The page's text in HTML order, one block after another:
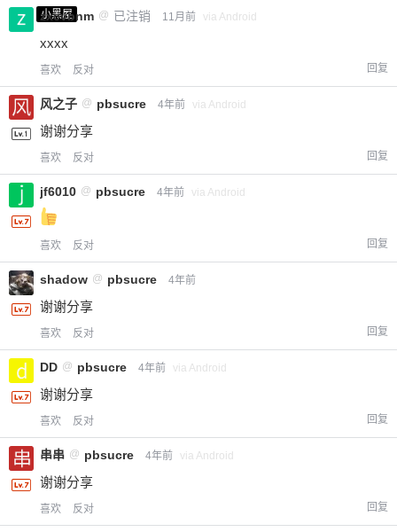
20 50 自定义
小黑屋
zxcvbnm @ 已注销 11月前 via Android
xxxx
喜欢 反对 回复
风之子 @ pbsucre 4年前 via Android
谢谢分享
喜欢 反对 回复
jf6010 @ pbsucre 4年前 via Android
喜欢 反对 回复
shadow @ pbsucre 4年前
谢谢分享
喜欢 反对 回复
DD @ pbsucre 4年前 via Android
谢谢分享
喜欢 反对 回复
串串 @ pbsucre 4年前 via Android
谢谢分享
喜欢 反对 回复